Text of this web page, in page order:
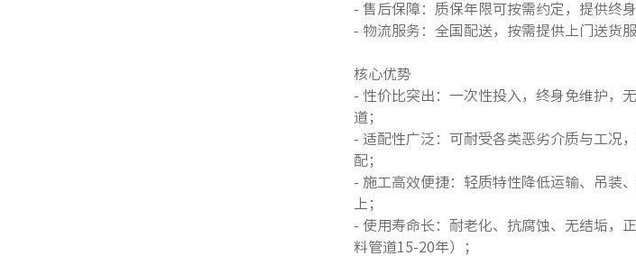
- 售后保障：质保年限可按需约定，提供终
- 物流服务：全国配送，按需提供上门送货
核心优势
- 性价比突出：一次性投入，终身免维护，
道；
- 适配性广泛：可耐受各类恶劣介质与工况
配；
- 施工高效便捷：轻质特性降低运输、吊装
上；
- 使用寿命长：耐老化、抗腐蚀、无结垢，
料管道15-20年）；